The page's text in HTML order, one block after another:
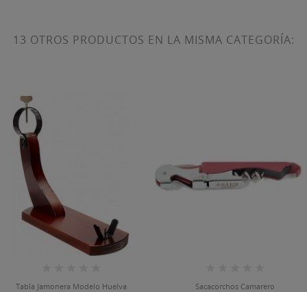
13 OTROS PRODUCTOS EN LA MISMA CATEGORÍA:
Tabla Jamonera Modelo Huelva Sacacorchos Camarero